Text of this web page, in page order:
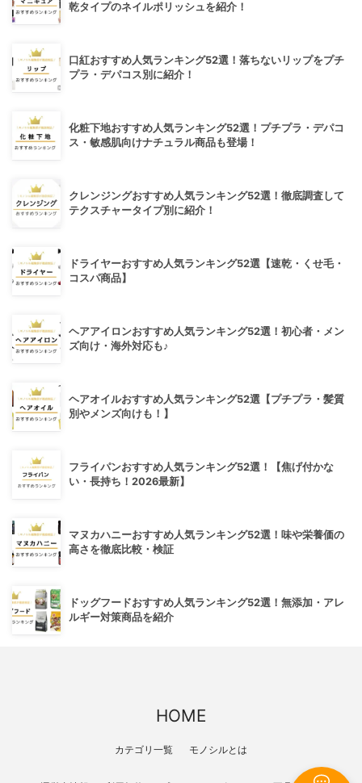
乾タイプのネイルポリッシュを紹介！
口紅おすすめ人気ランキング52選！落ちないリップをプチ
プラ・デパコス別に紹介！
化粧下地おすすめ人気ランキング52選！プチプラ・デパコ
ス・敏感肌向けナチュラル商品も登場！
クレンジングおすすめ人気ランキング52選！徹底調査して
テクスチャータイプ別に紹介！
ドライヤーおすすめ人気ランキング52選【速乾・くせ毛・
コスパ商品】
ヘアアイロンおすすめ人気ランキング52選！初心者・メン
ズ向け・海外対応も♪
ヘアオイルおすすめ人気ランキング52選【プチプラ・髪質
別やメンズ向けも！】
フライパンおすすめ人気ランキング52選！【焦げ付かな
い・長持ち！2026最新】
マヌカハニーおすすめ人気ランキング52選！味や栄養価の
高さを徹底比較・検証
ドッグフードおすすめ人気ランキング52選！無添加・アレ
ルギー対策商品を紹介
HOME
カテゴリ一覧 モノシルとは